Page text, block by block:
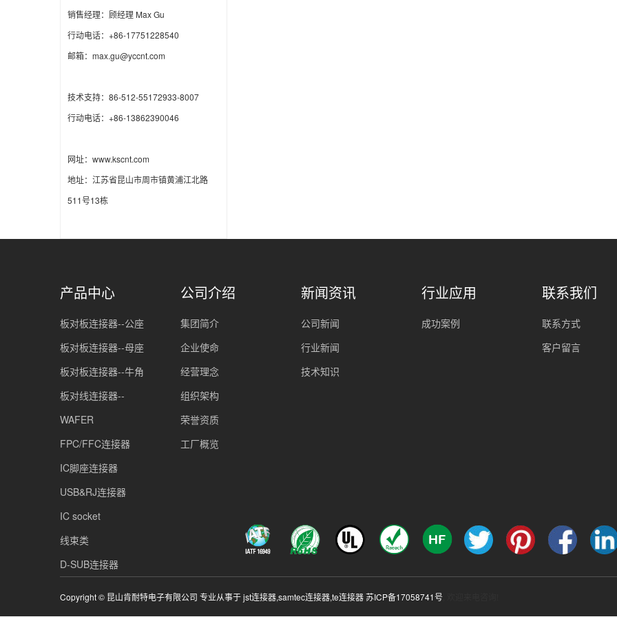
销售经理：顾经理 Max Gu
行动电话：+86-17751228540
邮箱：max.gu@yccnt.com
技术支持：86-512-55172933-8007
行动电话：+86-13862390046
网址：www.kscnt.com
地址：江苏省昆山市周市镇黄浦江北路
511号13栋
产品中心
板对板连接器--公座
板对板连接器--母座
板对板连接器--牛角
板对线连接器--
WAFER
FPC/FFC连接器
IC脚座连接器
USB&RJ连接器
IC socket
线束类
D-SUB连接器
公司介绍
集团简介
企业使命
经营理念
组织架构
荣誉资质
工厂概览
新闻资讯
公司新闻
行业新闻
技术知识
行业应用
成功案例
联系我们
联系方式
客户留言
Copyright © 昆山肯耐特电子有限公司 专业从事于jst连接器,samtec连接器,te连接器苏ICP备17058741号